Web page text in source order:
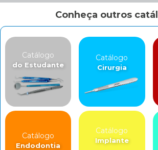
Conheça outros
Catálogo
do Estudante
Catálogo
Cirurgia
Catálogo
Endodontia
Catálogo
Implante